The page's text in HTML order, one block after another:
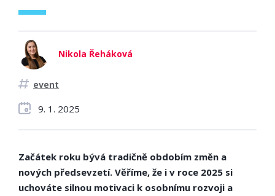
Nikola Řeháková
event
9. 1. 2025
Začátek roku bývá tradičně obdobím změn a
nových předsevzetí. Věříme, že i v roce 2025 si
uchováte silnou motivaci k osobnímu rozvoji a